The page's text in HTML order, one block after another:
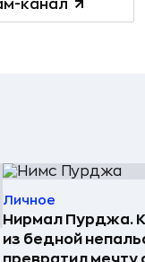
канал
Личное
Нирмал Пурджа.
из бедной